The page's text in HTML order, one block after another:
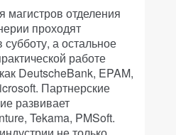
магистров отделения
проходят
а остальное
работе
DeutscheBank, EPAM,
Партнерские
развивает
Tekama, PMSoft.